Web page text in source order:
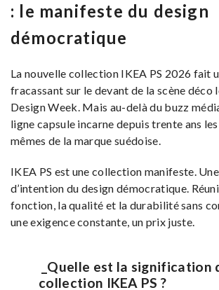
: le manifeste du design
démocratique
La nouvelle collection IKEA PS 2026 fait
fracassant sur le devant de la scène déco
Design Week. Mais au-delà du buzz
ligne capsule incarne depuis trente ans
mêmes de la marque suédoise.
IKEA PS est une collection manifeste.
d’intention du design démocratique.
fonction, la qualité et la durabilité sans
une exigence constante, un prix juste.
_Quelle est la signification
collection IKEA PS ?